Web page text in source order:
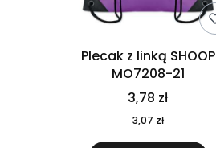
Plecak z linką SHOOP
MO7208-21
3,78 zł
3,07 zł